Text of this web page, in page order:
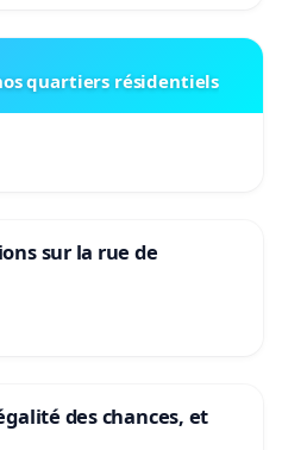
quartiers résidentiels
sur la rue de
des chances, et